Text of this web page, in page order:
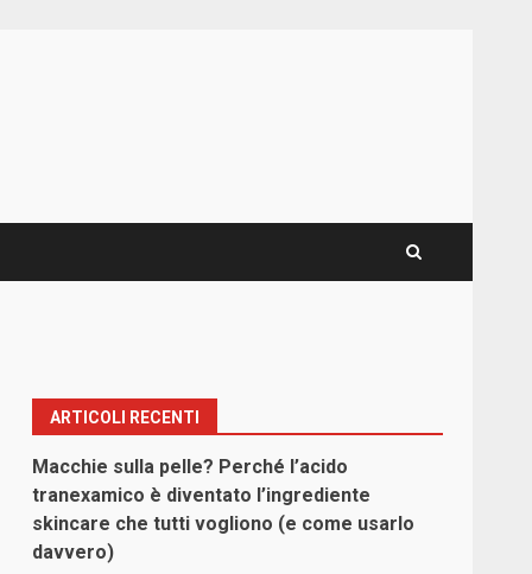
ARTICOLI RECENTI
Macchie sulla pelle? Perché l’acido
tranexamico è diventato l’ingrediente
skincare che tutti vogliono (e come usarlo
davvero)